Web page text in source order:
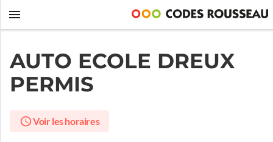
AUTO ECOLE DREUX
PERMIS
Voir les horaires